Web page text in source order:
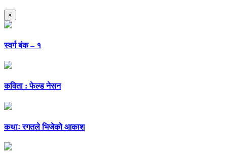
×
स्वर्ग बंक – १
कविता : फेल्ड नेसन
कथाः रगतले भिजेको आकाश